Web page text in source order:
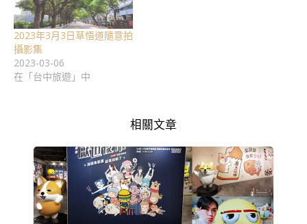
2023年3月3日草悟道隨意拍
攝影集
2023-03-06
在「台中旅遊」中
相關文章